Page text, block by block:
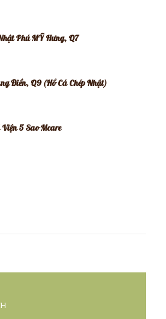
Phú MỸ Hưng, Q7
Điền, Q9 (Hồ Cá Chép Nhật)
5 Sao Mcare